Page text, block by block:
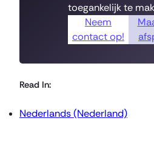
toegankelijk te
Neem
contact op!
Read In:
Nederlands (Nederland)